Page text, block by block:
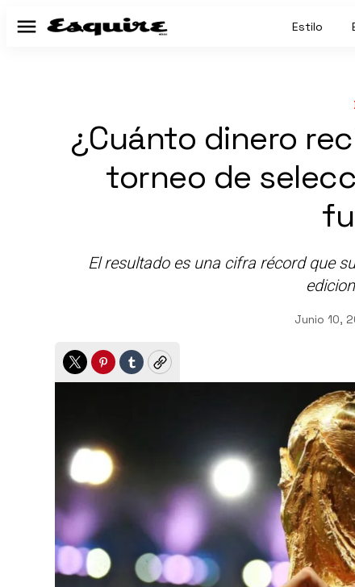
Menú Estilo
¿Cuánto dinero
torneo de
El resultado es una cifra récord que
Junio 10,
TwitterPinterest
TumblrCopy